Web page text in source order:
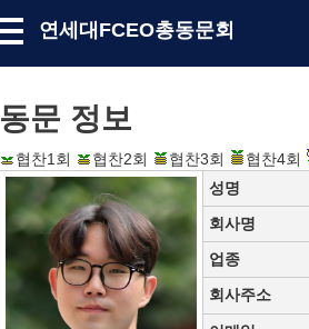
연세대FCEO총동문회
동문 정보
협찬1회 협찬2회 협찬3회 협찬4회
성명
회사명
업종
회사주소